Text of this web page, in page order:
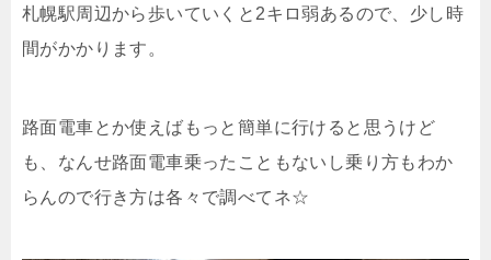
札幌駅周辺から歩いていくと2キロ弱あるので、少し時
間がかかります。
路面電車とか使えばもっと簡単に行けると思うけど
も、なんせ路面電車乗ったこともないし乗り方もわか
らんので行き方は各々で調べてネ☆